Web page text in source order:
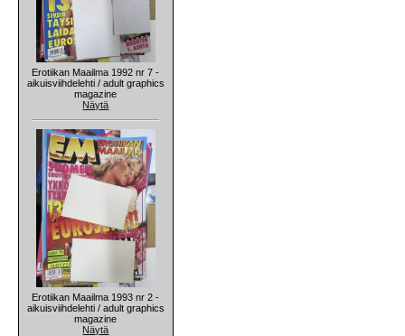
Erotiikan Maailma 1992 nr 7 -
aikuisviihdelehti / adult graphics
magazine
Näytä
Erotiikan Maailma 1993 nr 2 -
aikuisviihdelehti / adult graphics
magazine
Näytä